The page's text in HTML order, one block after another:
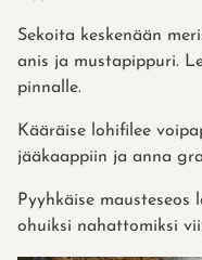
Sekoita keskenään
anis ja mustapippuri.
pinnalle.
Kääräise lohifilee
jääkaappiin ja anna
Pyyhkäise
ohuiksi nahattomiksi